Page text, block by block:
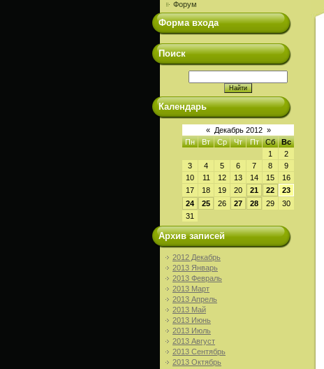
Форум
Форма входа
Поиск
Календарь
« Декабрь 2012 »
Пн
Вт Ср Чт Пт Сб
Вс
1
2
3
4 5 6 7 8
9
10
11 12 13 14 15
16
17
18 19 20 21 22
23
24
25 26 27 28 29
30
31
Архив записей
2012 Декабрь
2013 Январь
2013 Февраль
2013 Март
2013 Апрель
2013 Май
2013 Июнь
2013 Июль
2013 Август
2013 Сентябрь
2013 Октябрь